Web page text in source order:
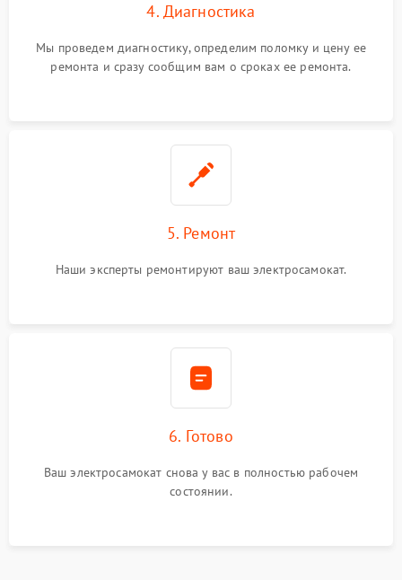
4. Диагностика
Мы проведем диагностику, определим поломку и цену ее
ремонта и сразу сообщим вам о сроках ее ремонта.
5. Ремонт
Наши эксперты ремонтируют ваш электросамокат.
6. Готово
Ваш электросамокат снова у вас в полностью рабочем
состоянии.